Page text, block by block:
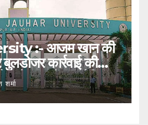
:- आजम खान की
बुलडोजर कार्रवाई की
अवैध बताते हुए नोटिस
शर्मा